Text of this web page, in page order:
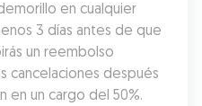
en cualquier
3 días antes de que
un reembolso
cancelaciones después
en un cargo del 50%.